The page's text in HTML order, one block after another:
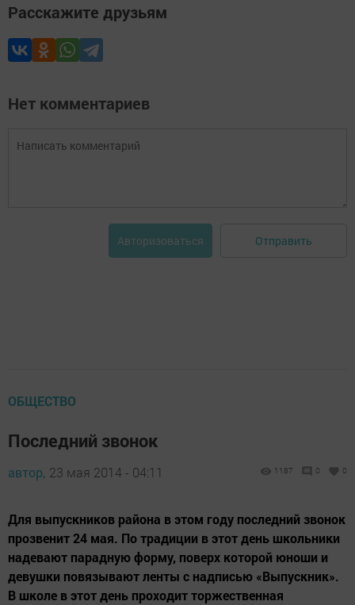
Расскажите друзьям
Нет комментариев
Авторизоваться Отправить
ОБЩЕСТВО
Последний звонок
автор, 23 мая 2014 - 04:11 1187 0 0
Для выпускников района в этом году последний звонок
прозвенит 24 мая. По традиции в этот день школьники
надевают парадную форму, поверх которой юноши и
девушки повязывают ленты с надписью «Выпускник».
В школе в этот день проходит торжественная